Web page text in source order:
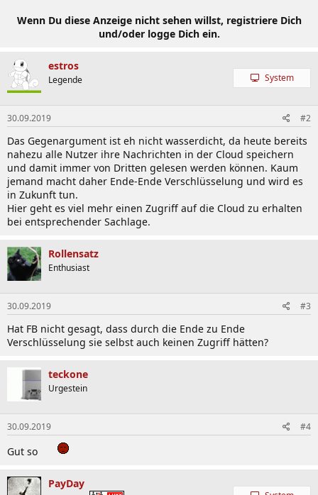
Wenn Du diese Anzeige nicht sehen willst, registriere Dich
und/oder logge Dich ein.
estros
Legende System
30.09.2019 #2
Das Gegenargument ist eh nicht wasserdicht, da heute bereits
nahezu alle Nutzer ihre Nachrichten in der Cloud speichern
und damit immer von Dritten gelesen werden können. Kaum
jemand macht daher Ende-Ende Verschlüsselung und wird es
in Zukunft tun.
Hier geht es viel mehr einen Zugriff auf die Cloud zu erhalten
bei entsprechender Sachlage.
Rollensatz
Enthusiast
30.09.2019 #3
Hat FB nicht gesagt, dass durch die Ende zu Ende
Verschlüsselung sie selbst auch keinen Zugriff hätten?
teckone
Urgestein
30.09.2019 #4
Gut so
PayDay